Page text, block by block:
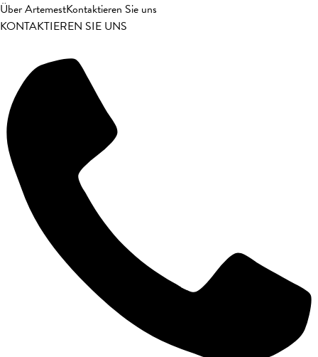
Über ArtemestKontaktieren Sie uns
KONTAKTIEREN SIE UNS